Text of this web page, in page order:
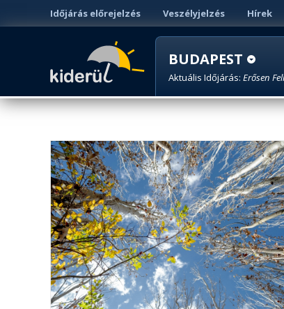
Időjárás előrejelzés Veszélyjelzés Hírek
BUDAPEST
Aktuális Időjárás: Erősen